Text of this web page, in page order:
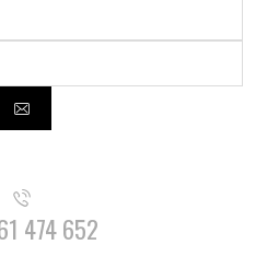
474 652